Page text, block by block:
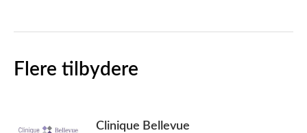
Flere tilbydere
Clinique Bellevue